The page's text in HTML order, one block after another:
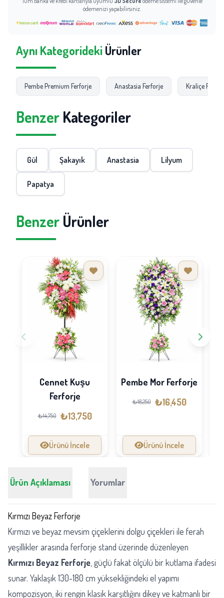
ödemenizi yapabilirsiniz.
Aynı Kategorideki Ürünler
Pembe Premium Ferforje Anastasia Ferforje Kraliçe
Benzer Kategoriler
Gül Şakayık Anastasia Lilyum
Papatya
Benzer Ürünler
Cennet Kuşu
Ferforje
₺14,750 ₺13,750
Ürünü İncele
Pembe Mor Ferforje
₺18,250 ₺16,450
Ürünü İncele
Ürün Açıklaması Yorumlar
Kırmızı Beyaz Ferforje
Kırmızı ve beyaz mevsim çiçeklerini dolgu çiçekleri ile ferah
yeşillikler arasında ferforje stand üzerinde düzenleyen
Kırmızı Beyaz Ferforje , güçlü fakat ölçülü bir kutlama ifadesi
sunar. Yaklaşık 130-180 cm yüksekliğindeki el yapımı
kompozisyon, iki rengin klasik karşıtlığını dikey ve katmanlı bir